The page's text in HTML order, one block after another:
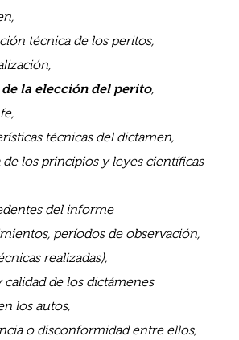
técnica de los peritos,
la elección del perito,
técnicas del dictamen,
de los principios y leyes científicas
del informe
períodos de observación,
realizadas),
de los dictámenes
los autos,
o disconformidad entre ellos,